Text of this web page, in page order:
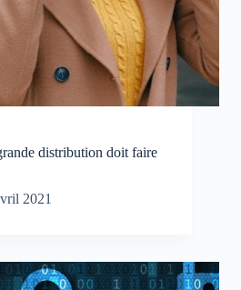
distribution doit faire
2021